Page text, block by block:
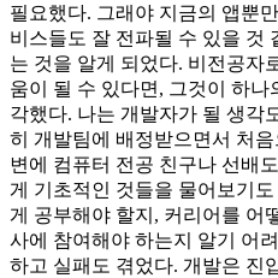
필요했다. 그래야 지금의 앱뿐
비스들도 잘 전파될 수 있을 것
는 것을 알게 되었다. 비전공자
움이 될 수 있다면, 그것이 하
각했다. 나는 개발자가 될 생각
히 개발팀에 배정받으면서 처
변에 컴퓨터 전공 친구나 선배
게 기초적인 것들을 물어보기
게 공부해야 할지, 커리어를 어
사에 참여해야 하는지 알기 어
하고 실패도 겪었다. 개발은 진